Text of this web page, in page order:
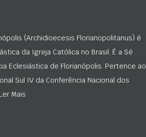
(Archidioecesis Florianopolitanus) é
da Igreja Católica no Brasil. É a Sé
Eclesiástica de Florianópolis. Pertence ao
Sul IV da Conferência Nacional dos
Mais